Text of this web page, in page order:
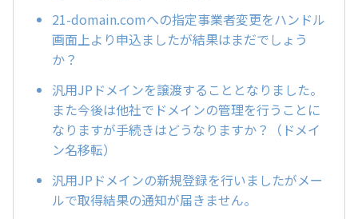
21-domain.comへの指定事業者変更をハンドル
画面上より申込ましたが結果はまだでしょう
か？
汎用JPドメインを譲渡することとなりました。
また今後は他社でドメインの管理を行うことに
なりますが手続きはどうなりますか？（ドメイ
ン名移転）
汎用JPドメインの新規登録を行いましたがメー
ルで取得結果の通知が届きません。